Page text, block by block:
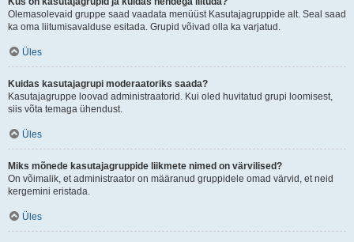
Olemasolevaid gruppe saad vaadata menüüst Kasutajagruppide alt. Seal saad
ka oma liitumisavalduse esitada. Grupid võivad olla ka varjatud.
Üles
Kuidas kasutajagrupi moderaatoriks saada?
Kasutajagruppe loovad administraatorid. Kui oled huvitatud grupi loomisest,
siis võta temaga ühendust.
Üles
Miks mõnede kasutajagruppide liikmete nimed on värvilised?
On võimalik, et administraator on määranud gruppidele omad värvid, et neid
kergemini eristada.
Üles